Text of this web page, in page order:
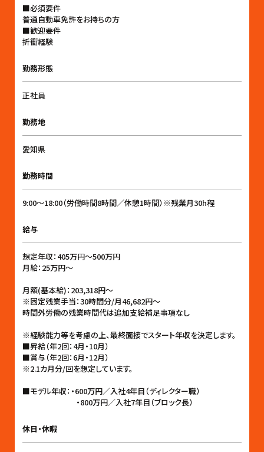
■必須要件
普通自動車免許をお持ちの方
■歓迎要件
折衝経験
勤務形態
正社員
勤務地
愛知県
勤務時間
9:00〜18:00（労働時間8時間／休憩1時間）※残業月30h程
給与
想定年収：405万円〜500万円
月給：25万円〜
月額(基本給)：203,318円〜
※固定残業手当：30時間分/月46,682円〜
時間外労働の残業時間代は追加支給補足事項なし
※経験能力等を考慮の上、最終面接でスタート年収を決定します。
■昇給（年2回：4月・10月）
■賞与（年2回：6月・12月）
※2.1カ月分/回を想定しています。
■モデル年収：・600万円／入社4年目（ディレクター職）
・800万円／入社7年目（ブロック長）
休日・休暇